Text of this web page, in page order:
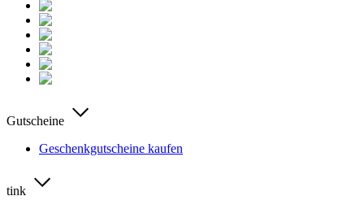
Gutscheine
Geschenkgutscheine kaufen
tink